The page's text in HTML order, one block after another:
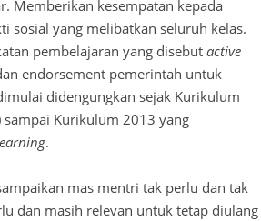
Memberikan kesempatan kepada
sosial yang melibatkan seluruh kelas.
pembelajaran yang disebut active
endorsement pemerintah untuk
didengungkan sejak Kurikulum
sampai Kurikulum 2013 yang
.
mas mentri tak perlu dan tak
dan masih relevan untuk tetap diulang